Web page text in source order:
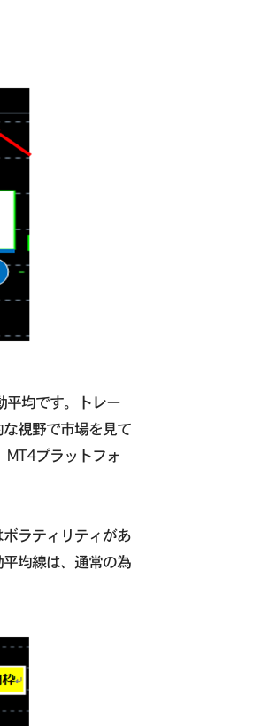
平均です。トレー
視野で市場を見て
プラットフォ
ラティリティがあ
均線は、通常の為